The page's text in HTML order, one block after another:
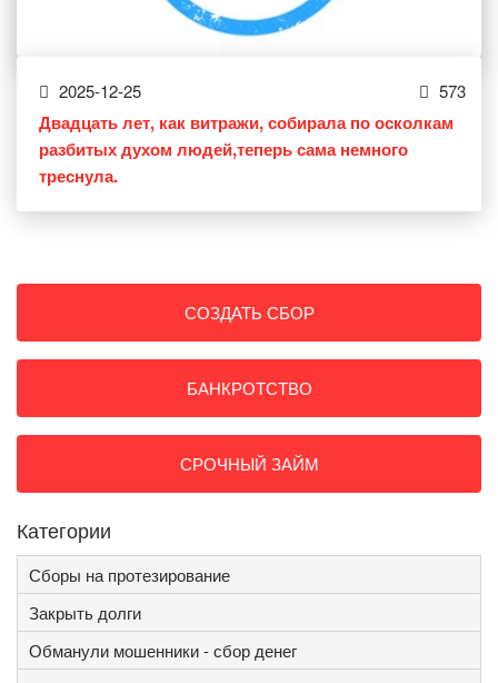
2025-12-25 573
Двадцать лет, как витражи, собирала по осколкам
разбитых духом людей,теперь сама немного
треснула.
СОЗДАТЬ СБОР
БАНКРОТСТВО
СРОЧНЫЙ ЗАЙМ
Категории
Сборы на протезирование
Закрыть долги
Обманули мошенники - сбор денег